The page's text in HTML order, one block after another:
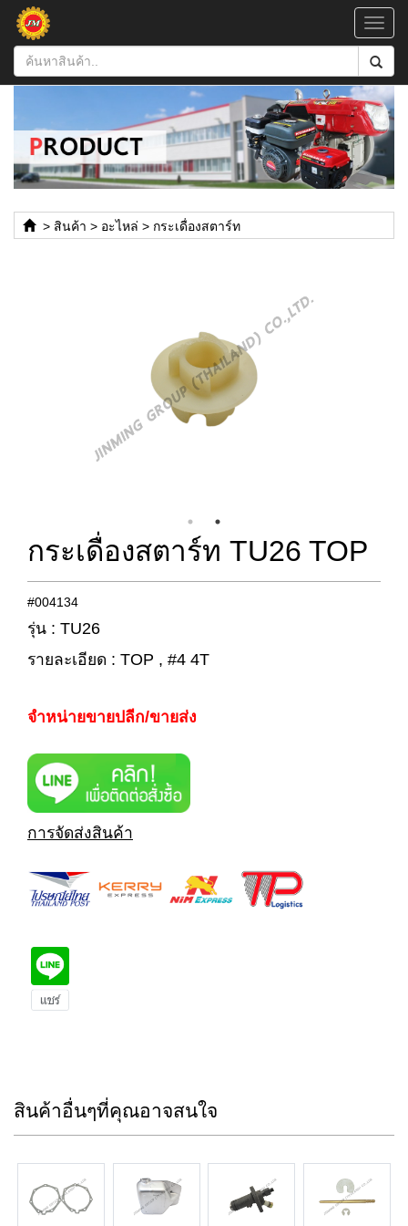
> สินค้า > อะไหล่ > กระเดื่องสตาร์ท
กระเดื่องสตาร์ท TU26 TOP
#004134
รุ่น : TU26
รายละเอียด : TOP , #4 4T
จำหน่ายขายปลีก/ขายส่ง
การจัดส่งสินค้า
สินค้าอื่นๆที่คุณอาจสนใจ